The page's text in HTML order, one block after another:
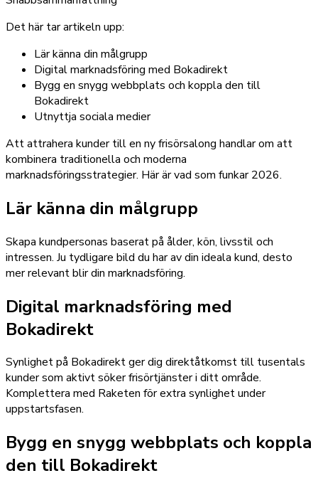
Det här tar artikeln upp:
Lär känna din målgrupp
Digital marknadsföring med Bokadirekt
Bygg en snygg webbplats och koppla den till
Bokadirekt
Utnyttja sociala medier
Att attrahera kunder till en ny frisörsalong handlar om att
kombinera traditionella och moderna
marknadsföringsstrategier. Här är vad som funkar 2026.
Lär känna din målgrupp
Skapa kundpersonas baserat på ålder, kön, livsstil och
intressen. Ju tydligare bild du har av din ideala kund, desto
mer relevant blir din marknadsföring.
Digital marknadsföring med
Bokadirekt
Synlighet på Bokadirekt ger dig direktåtkomst till tusentals
kunder som aktivt söker frisörtjänster i ditt område.
Komplettera med Raketen för extra synlighet under
uppstartsfasen.
Bygg en snygg webbplats och koppla
den till Bokadirekt